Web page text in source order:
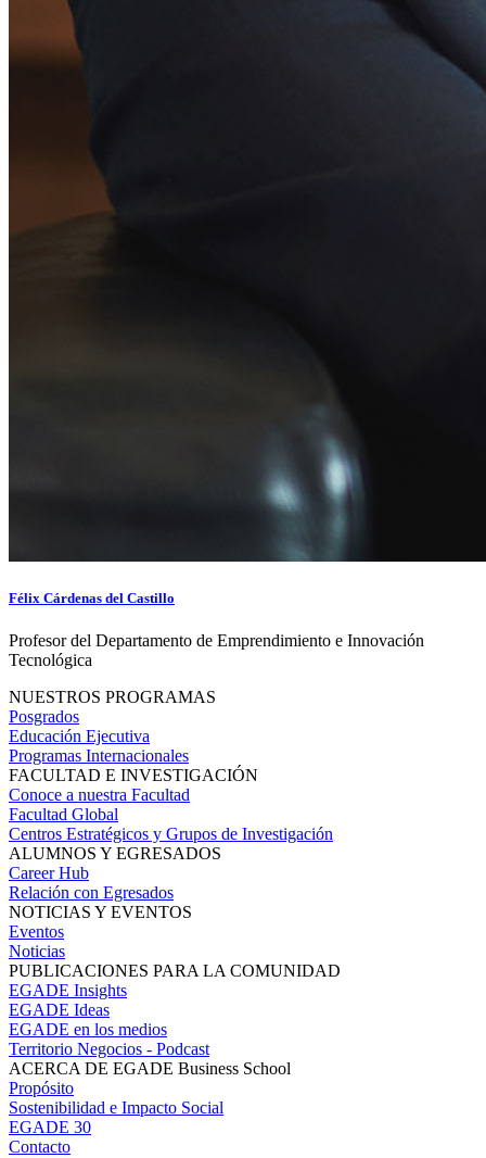
Félix Cárdenas del Castillo
Profesor del Departamento de Emprendimiento e Innovación
Tecnológica
NUESTROS PROGRAMAS
Posgrados
Educación Ejecutiva
Programas Internacionales
FACULTAD E INVESTIGACIÓN
Conoce a nuestra Facultad
Facultad Global
Centros Estratégicos y Grupos de Investigación
ALUMNOS Y EGRESADOS
Career Hub
Relación con Egresados
NOTICIAS Y EVENTOS
Eventos
Noticias
PUBLICACIONES PARA LA COMUNIDAD
EGADE Insights
EGADE Ideas
EGADE en los medios
Territorio Negocios - Podcast
ACERCA DE EGADE Business School
Propósito
Sostenibilidad e Impacto Social
EGADE 30
Contacto